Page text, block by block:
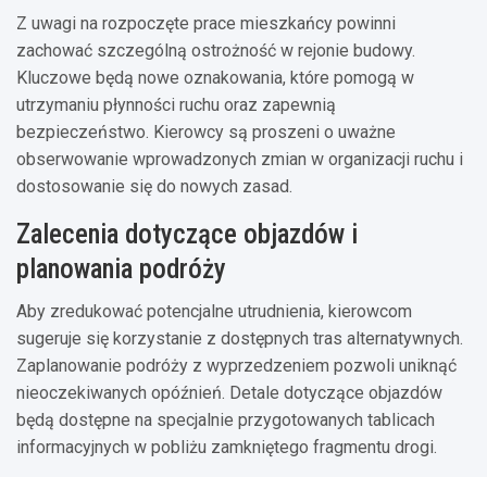
Z uwagi na rozpoczęte prace mieszkańcy powinni
zachować szczególną ostrożność w rejonie budowy.
Kluczowe będą nowe oznakowania, które pomogą w
utrzymaniu płynności ruchu oraz zapewnią
bezpieczeństwo. Kierowcy są proszeni o uważne
obserwowanie wprowadzonych zmian w organizacji ruchu i
dostosowanie się do nowych zasad.
Zalecenia dotyczące objazdów i
planowania podróży
Aby zredukować potencjalne utrudnienia, kierowcom
sugeruje się korzystanie z dostępnych tras alternatywnych.
Zaplanowanie podróży z wyprzedzeniem pozwoli uniknąć
nieoczekiwanych opóźnień. Detale dotyczące objazdów
będą dostępne na specjalnie przygotowanych tablicach
informacyjnych w pobliżu zamkniętego fragmentu drogi.